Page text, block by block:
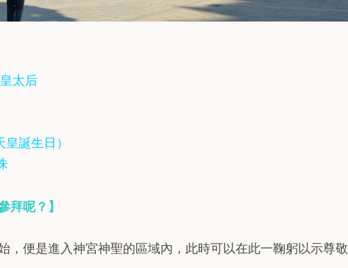
太后
誕生日）
拜呢？】
，便是進入神宮神聖的區域內，此時可以在此一鞠躬以示尊敬